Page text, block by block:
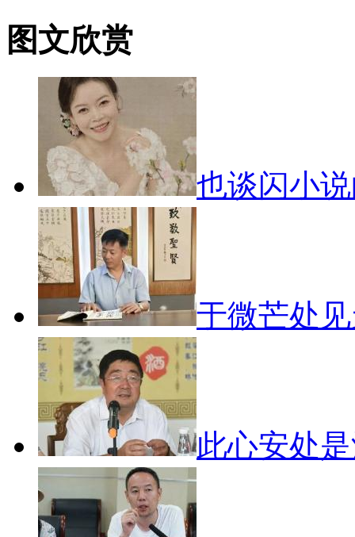
图文欣赏
也谈闪小
于微芒处
此心安处